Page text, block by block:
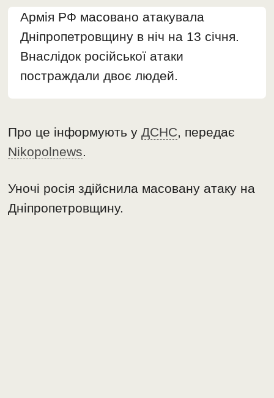
Армія РФ масовано атакувала
Дніпропетровщину в ніч на 13 січня.
Внаслідок російської атаки
постраждали двоє людей.
Про це інформують уДСНС, передає
Nikopolnews.
Уночі росія здійснила масовану атаку на
Дніпропетровщину.